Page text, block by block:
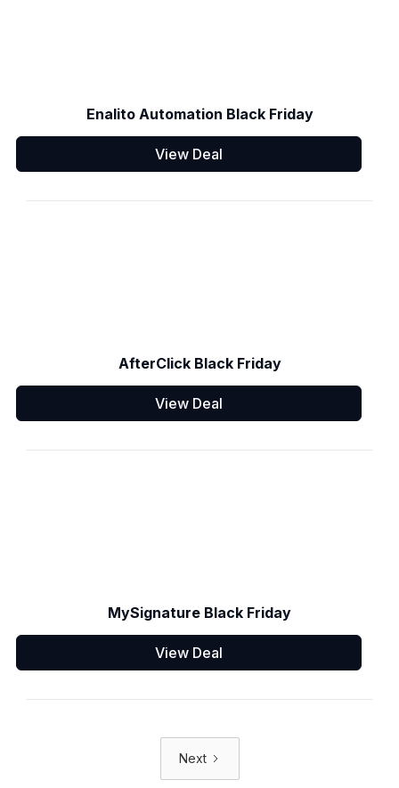
Enalito Automation Black Friday
View Deal
AfterClick Black Friday
View Deal
MySignature Black Friday
View Deal
Next